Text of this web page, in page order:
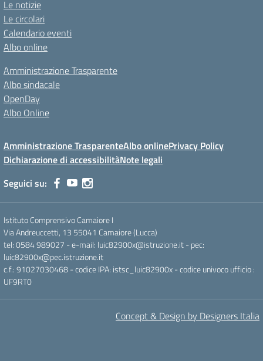
Le notizie
Le circolari
Calendario eventi
Albo online
Amministrazione Trasparente
Albo sindacale
OpenDay
Albo Online
Amministrazione TrasparenteAlbo onlinePrivacy Policy
Dichiarazione di accessibilitàNote legali
Seguici su:
Istituto Comprensivo Camaiore I
Via Andreuccetti, 13 55041 Camaiore (Lucca)
tel: 0584 989027 - e-mail: luic82900x@istruzione.it - pec:
luic82900x@pec.istruzione.it
c.f.: 91027030468 - codice IPA: istsc_luic82900x - codice univoco ufficio :
UF9RT0
Concept & Design by Designers Italia